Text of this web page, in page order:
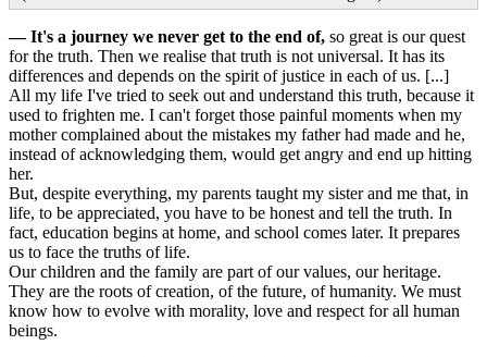
—It's a journey we never get to the end of, so great is our quest
for the truth. Then we realise that truth is not universal. It has its
differences and depends on the spirit of justice in each of us. [...]
All my life I've tried to seek out and understand this truth, because it
used to frighten me. I can't forget those painful moments when my
mother complained about the mistakes my father had made and he,
instead of acknowledging them, would get angry and end up hitting
her.
But, despite everything, my parents taught my sister and me that, in
life, to be appreciated, you have to be honest and tell the truth. In
fact, education begins at home, and school comes later. It prepares
us to face the truths of life.
Our children and the family are part of our values, our heritage.
They are the roots of creation, of the future, of humanity. We must
know how to evolve with morality, love and respect for all human
beings.